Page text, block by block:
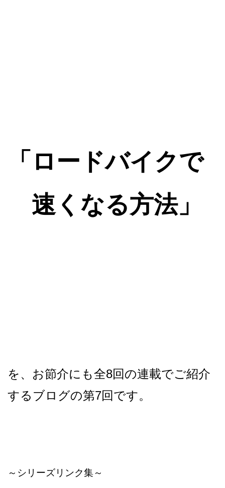
「ロードバイクで
速くなる方法」
を、お節介にも全8回の連載でご紹介
するブログの第7回です。
～シリーズリンク集～